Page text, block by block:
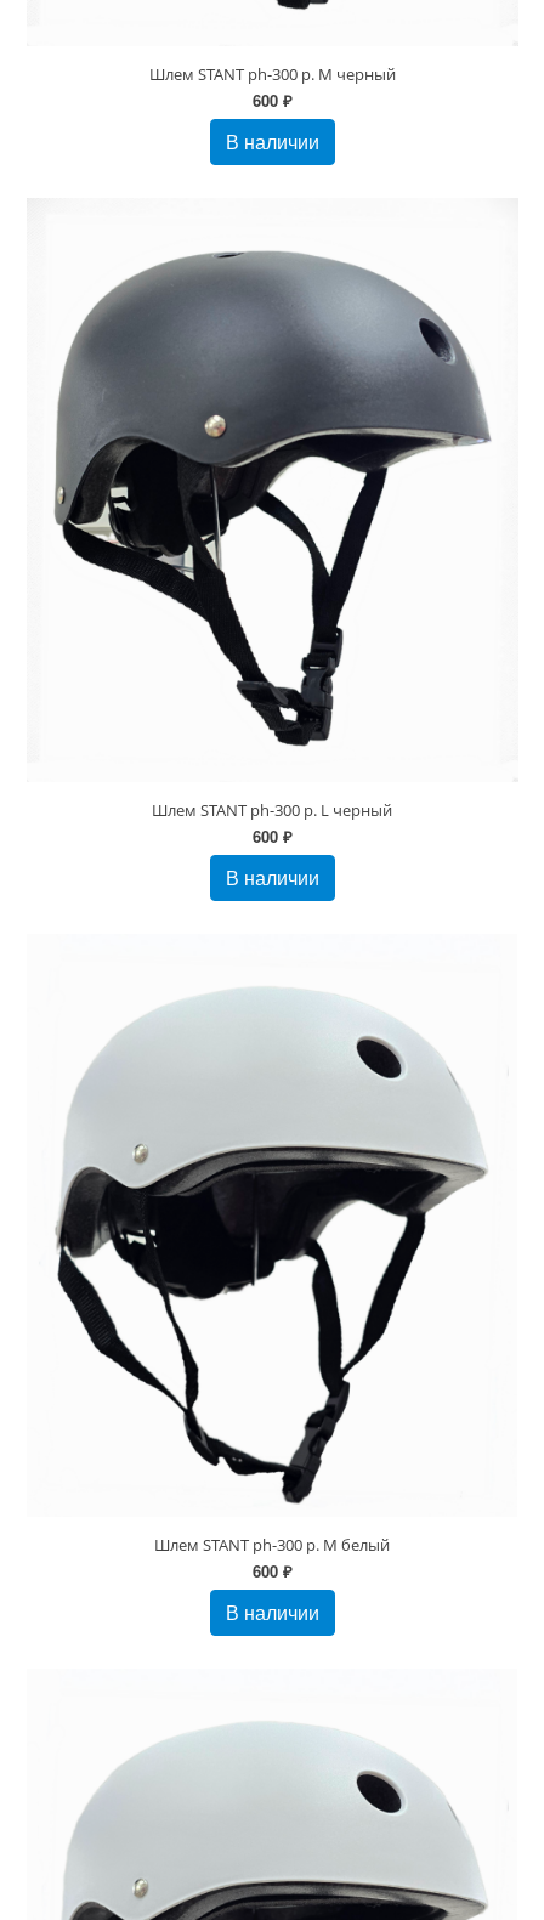
Шлем STANT ph-300 р. M черный
600 ₽
В наличии
Шлем STANT ph-300 р. L черный
600 ₽
В наличии
Шлем STANT ph-300 р. M белый
600 ₽
В наличии